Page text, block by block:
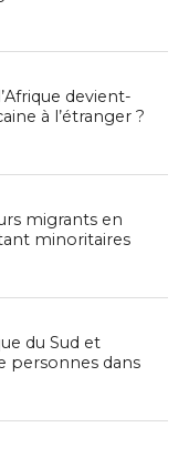
devient-
à l’étranger ?
migrants en
minoritaires
du Sud et
personnes dans